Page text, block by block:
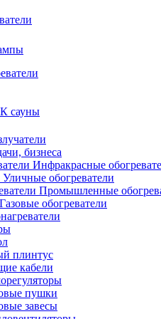
сауны
бизнеса
Инфракрасные
Уличные обогреватели
Промышленные
Газовые обогреватели
плинтус
кабели
пушки
завесы